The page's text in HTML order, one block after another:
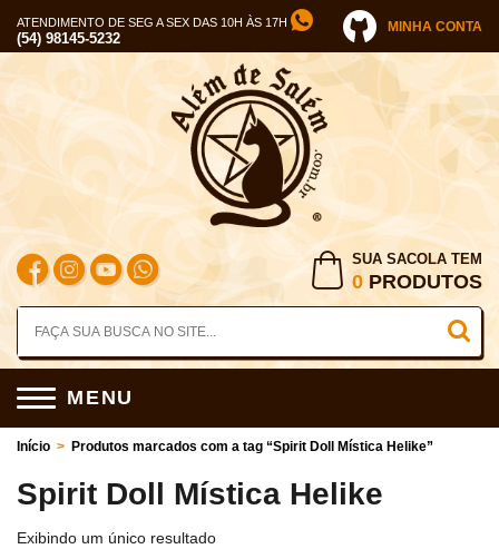
ATENDIMENTO DE SEG A SEX DAS 10H ÀS 17H
(54) 98145-5232
MINHA CONTA
SUA SACOLA TEM
0 PRODUTOS
MENU
Início > Produtos marcados com a tag “Spirit Doll Mística Helike”
Spirit Doll Mística Helike
Exibindo um único resultado